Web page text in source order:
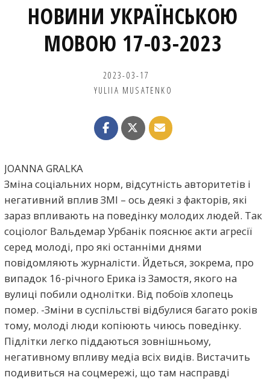
НОВИНИ УКРАЇНСЬКОЮ
МОВОЮ 17-03-2023
2023-03-17
YULIIA MUSATENKO
JOANNA GRALKA
Зміна соціальних норм, відсутність авторитетів і
негативний вплив ЗМІ – ось деякі з факторів, які
зараз впливають на поведінку молодих людей. Так
соціолог Вальдемар Урбанік пояснює акти агресії
серед молоді, про які останніми днями
повідомляють журналісти. Йдеться, зокрема, про
випадок 16-річного Ерика із Замостя, якого на
вулиці побили однолітки. Від побоїв хлопець
помер. -Зміни в суспільстві відбулися багато років
тому, молоді люди копіюють чиюсь поведінку.
Підлітки легко піддаються зовнішньому,
негативному впливу медіа всіх видів. Вистачить
подивиться на соцмережі, що там насправді